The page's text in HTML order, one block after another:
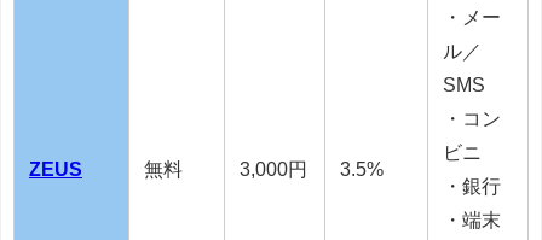
ZEUS 無料 3,000円 3.5%
・メー
ル／
SMS
・コン
ビニ
・銀行
・端末